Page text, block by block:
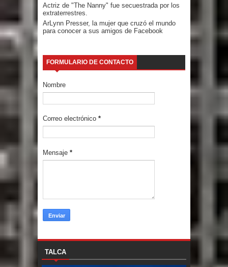
Actriz de "The Nanny" fue secuestrada por los
extraterrestres.
ArLynn Presser, la mujer que cruzó el mundo
para conocer a sus amigos de Facebook
FORMULARIO DE CONTACTO
Nombre
Correo electrónico *
Mensaje *
TALCA